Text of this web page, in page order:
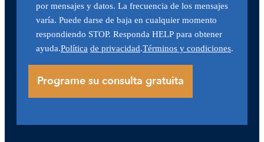
por mensajes y datos. La frecuencia de los mensajes
varía. Puede darse de baja en cualquier momento
respondiendo STOP. Responda HELP para obtener
ayuda.Política de privacidad.Términos y condiciones.